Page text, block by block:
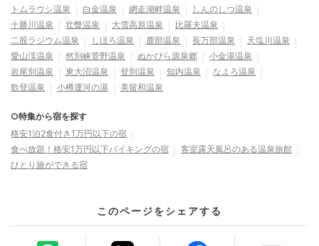
トムラウシ温泉
白金温泉 網走湖畔温泉
しんのしつ温泉
十勝川温泉
壮瞥温泉 大雪高原温泉
比羅夫温泉
二股ラジウム温泉
しほろ温泉 鹿部温泉 長万部温泉
天塩川温泉
愛山渓温泉
然別峡菅野温泉 ぬかびら源泉郷
小金湯温泉
岩尾別温泉
東大沼温泉 登別温泉 知内温泉
なよろ温泉
歌登温泉
小樽運河の湯 美留和温泉
○特集から宿を探す
格安1泊2食付き1万円以下の宿
食べ放題！格安1万円以下バイキングの宿
客室露天風呂のある温泉旅館
ひとり旅ができる宿
このページをシェアする